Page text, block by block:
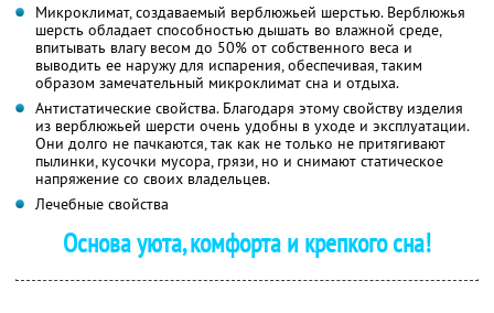
Микроклимат, создаваемый верблюжьей шерстью. Верблюжья
шерсть обладает способностью дышать во влажной среде,
впитывать влагу весом до 50% от собственного веса и
выводить ее наружу для испарения, обеспечивая, таким
образом замечательный микроклимат сна и отдыха.
Антистатические свойства. Благодаря этому свойству изделия
из верблюжьей шерсти очень удобны в уходе и эксплуатации.
Они долго не пачкаются, так как не только не притягивают
пылинки, кусочки мусора, грязи, но и снимают статическое
напряжение со своих владельцев.
Лечебные свойства
Основа уюта, комфорта и крепкого сна!